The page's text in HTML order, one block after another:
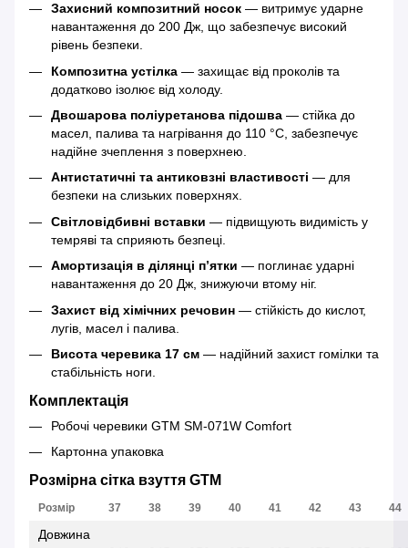
Захисний композитний носок — витримує ударне
навантаження до 200 Дж, що забезпечує високий
рівень безпеки.
Композитна устілка — захищає від проколів та
додатково ізолює від холоду.
Двошарова поліуретанова підошва — стійка до
масел, палива та нагрівання до 110 °C, забезпечує
надійне зчеплення з поверхнею.
Антистатичні та антиковзні властивості — для
безпеки на слизьких поверхнях.
Світловідбивні вставки — підвищують видимість у
темряві та сприяють безпеці.
Амортизація в ділянці п’ятки — поглинає ударні
навантаження до 20 Дж, знижуючи втому ніг.
Захист від хімічних речовин — стійкість до кислот,
лугів, масел і палива.
Висота черевика 17 см — надійний захист гомілки та
стабільність ноги.
Комплектація
Робочі черевики GTM SM-071W Comfort
Картонна упаковка
Розмірна сітка взуття GTM
Розмір 37 38 39 40 41 42 43 44
Довжина